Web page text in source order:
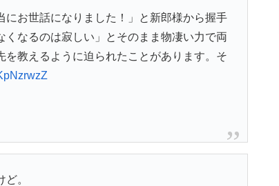
お世話になりました！」と新郎様から握手
なるのは寂しい」とそのまま物凄い力で両
教えるように迫られたことがあります。そ
。